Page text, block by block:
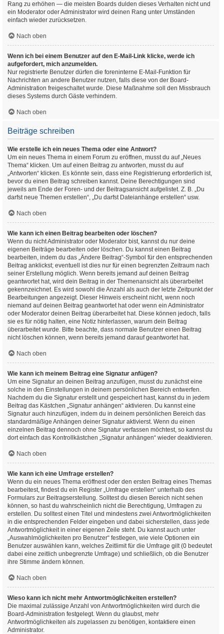
Rang zu erhöhen — die meisten Boards dulden dieses Verhalten nicht und
ein Moderator oder Administrator wird deinen Rang unter Umständen
einfach wieder zurücksetzen.
Nach oben
Wenn ich bei einem Benutzer auf den E-Mail-Link klicke, werde ich
aufgefordert, mich anzumelden.
Nur registrierte Benutzer dürfen die foreninterne E-Mail-Funktion für
Nachrichten an andere Benutzer nutzen, falls diese von der Board-
Administration freigeschaltet wurde. Diese Maßnahme soll den Missbrauch
dieses Systems durch Gäste verhindern.
Nach oben
Beiträge schreiben
Wie erstelle ich ein neues Thema oder eine Antwort?
Um ein neues Thema in einem Forum zu eröffnen, musst du auf „Neues
Thema“ klicken. Um auf einen Beitrag zu antworten, musst du auf
„Antworten“ klicken. Es könnte sein, dass eine Registrierung erforderlich ist,
bevor du einen Beitrag schreiben kannst. Deine Berechtigungen sind
jeweils am Ende der Foren- und der Beitragsansicht aufgelistet. Z. B. „Du
darfst neue Themen erstellen“, „Du darfst Dateianhänge erstellen“ usw.
Nach oben
Wie kann ich einen Beitrag bearbeiten oder löschen?
Wenn du nicht Administrator oder Moderator bist, kannst du nur deine
eigenen Beiträge bearbeiten oder löschen. Du kannst einen Beitrag
bearbeiten, indem du das „Ändere Beitrag“-Symbol für den entsprechenden
Beitrag anklickst; eventuell ist dies nur für einen begrenzten Zeitraum nach
seiner Erstellung möglich. Wenn bereits jemand auf deinen Beitrag
geantwortet hat, wird dein Beitrag in der Themenansicht als überarbeitet
gekennzeichnet. Es wird sowohl die Anzahl als auch der letzte Zeitpunkt der
Bearbeitungen angezeigt. Dieser Hinweis erscheint nicht, wenn noch
niemand auf deinen Beitrag geantwortet hat oder wenn ein Administrator
oder Moderator deinen Beitrag überarbeitet hat. Diese können jedoch, falls
sie es für nötig halten, eine Notiz hinterlassen, warum dein Beitrag
überarbeitet wurde. Bitte beachte, dass normale Benutzer einen Beitrag
nicht löschen können, wenn bereits jemand darauf geantwortet hat.
Nach oben
Wie kann ich meinem Beitrag eine Signatur anfügen?
Um eine Signatur an deinen Beitrag anzufügen, musst du zunächst eine
solche in den Einstellungen in deinem persönlichen Bereich entwerfen.
Nachdem du die Signatur erstellt und gespeichert hast, kannst du in jedem
Beitrag das Kästchen „Signatur anhängen“ aktivieren. Du kannst eine
Signatur auch hinzufügen, indem du in deinem persönlichen Bereich das
standardmäßige Anhängen deiner Signatur aktivierst. Wenn du einen
einzelnen Beitrag dennoch ohne Signatur verfassen möchtest, so kannst du
dort einfach das Kontrollkästchen „Signatur anhängen“ wieder deaktivieren.
Nach oben
Wie kann ich eine Umfrage erstellen?
Wenn du ein neues Thema eröffnest oder den ersten Beitrag eines Themas
bearbeitest, findest du ein Register „Umfrage erstellen“ unterhalb des
Formulars zur Beitragserstellung. Solltest du diesen Bereich nicht sehen
können, so hast du wahrscheinlich nicht die Berechtigung, Umfragen zu
erstellen. Du solltest einen Titel und mindestens zwei Antwortmöglichkeiten
in die entsprechenden Felder eingeben und dabei sicherstellen, dass jede
Antwortmöglichkeit in einer eigenen Zeile steht. Du kannst auch unter
„Auswahlmöglichkeiten pro Benutzer“ festlegen, wie viele Optionen ein
Benutzer auswählen kann, welches Zeitlimit für die Umfrage gilt (0 bedeutet
dabei eine zeitlich unbegrenzte Umfrage) und schließlich, ob die Benutzer
ihre Stimme ändern können.
Nach oben
Wieso kann ich nicht mehr Antwortmöglichkeiten erstellen?
Die maximal zulässige Anzahl von Antwortmöglichkeiten wird durch die
Board-Administration festgelegt. Wenn du glaubst, mehr
Antwortmöglichkeiten als zugelassen zu benötigen, kontaktiere einen
Administrator.